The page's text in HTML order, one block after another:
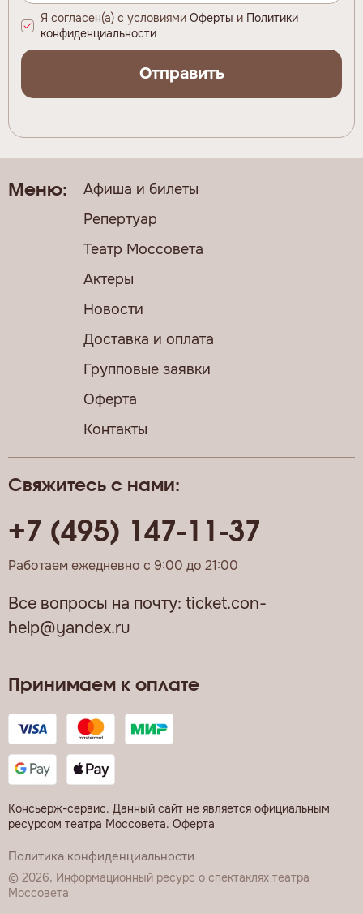
Я согласен(а) с условиями Оферты и Политики
конфиденциальности
Отправить
Принимаем к оплате
Консьерж-сервис. Данный сайт не является официальным
ресурсом театра Моссовета. Оферта
Политика конфиденциальности
© 2026, Информационный ресурс о спектаклях театра
Моссовета
Свяжитесь с нами:
+7 (495) 147-11-37
Работаем ежедневно с 9:00 до 21:00
Все вопросы на почту: ticket.con-
help@yandex.ru
Меню:
Афиша и билеты
Репертуар
Театр Моссовета
Актеры
Новости
Доставка и оплата
Групповые заявки
Оферта
Контакты